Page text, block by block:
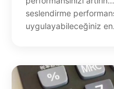
seslendirme
uygulayabileceğiniz